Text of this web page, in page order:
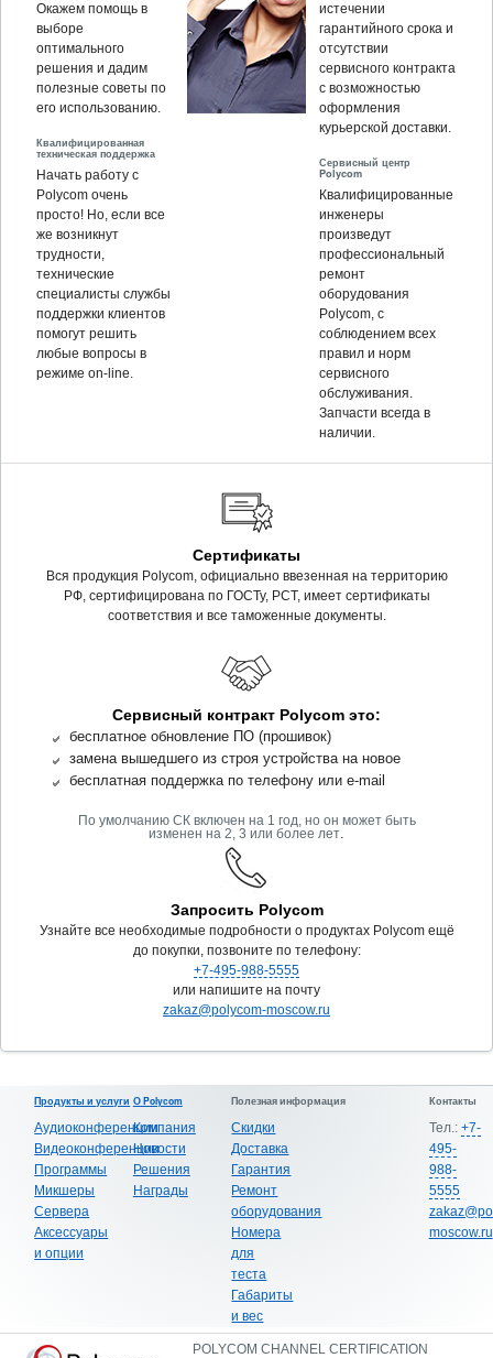
Окажем помощь в
выборе
оптимального
решения и дадим
полезные советы по
его использованию.
Квалифицированная
техническая поддержка
Начать работу с
Polycom очень
просто! Но, если все
же возникнут
трудности,
технические
специалисты службы
поддержки клиентов
помогут решить
любые вопросы в
режиме on-line.
истечении
гарантийного срока и
отсутствии
сервисного контракта
с возможностью
оформления
курьерской доставки.
Сервисный центр
Polycom
Квалифицированные
инженеры
произведут
профессиональный
ремонт
оборудования
Polycom, c
соблюдением всех
правил и норм
сервисного
обслуживания.
Запчасти всегда в
наличии.
Сертификаты
Вся продукция Polycom, официально ввезенная на территорию
РФ, сертифицирована по ГОСТу, РСТ, имеет сертификаты
соответствия и все таможенные документы.
Сервисный контракт Polycom это:
бесплатное обновление ПО (прошивок)
замена вышедшего из строя устройства на новое
бесплатная поддержка по телефону или e-mail
По умолчанию СК включен на 1 год, но он может быть
изменен на 2, 3 или более лет.
Запросить Polycom
Узнайте все необходимые подробности о продуктах Polycom ещё
до покупки, позвоните по телефону:
+7-495-988-5555
или напишите на почту
zakaz@polycom-moscow.ru
Продукты и услуги
Аудиоконференции
Видеоконференции
Программы
Микшеры
Сервера
Аксессуары
и опции
О Polycom
Компания
Новости
Решения
Награды
Полезная информация
Скидки
Доставка
Гарантия
Ремонт
оборудования
Номера
для
теста
Габариты
и вес
Контакты
Тел.: +7-
495-
988-
5555
moscow.ru
POLYCOM CHANNEL CERTIFICATION